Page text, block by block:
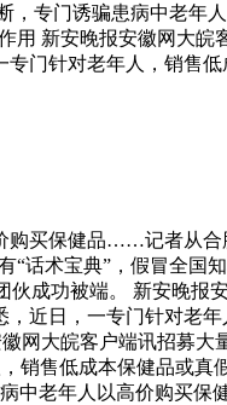
，专门诱骗患病中老
用 新安晚报安徽网大皖
门针对老年人，销售
购买保健品……记者从
话术宝典”，假冒全国
成功被端。 新安晚报
近日，一专门针对老
网大皖客户端讯招募大
销售低成本保健品或真
中老年人以高价购买